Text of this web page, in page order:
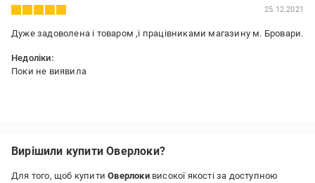
25.12.2021
Дуже задоволена і товаром ,і працівниками магазину м. Бровари.
Недоліки:
Поки не виявила
Вирішили купити Оверлоки?
Для того, щоб купитиОверлоки високої якості за доступною